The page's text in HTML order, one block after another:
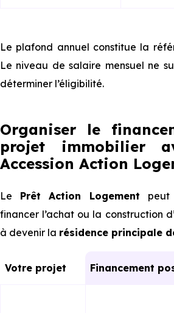
Le plafond annuel constitue la
Le niveau de salaire mensuel ne
déterminer l’éligibilité.
Organiser le
projet immobilier
Accession Action
Le Prêt Action Logement peut
financer l’achat ou la construction
à devenir la résidence principale
Votre projet Financement